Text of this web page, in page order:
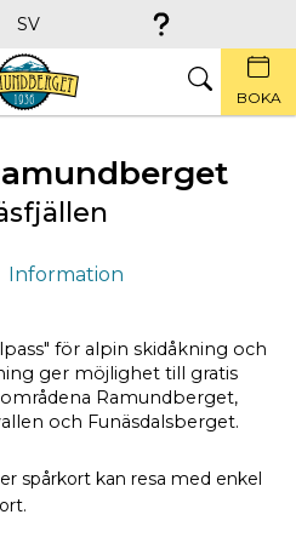
SV
SÖK BOKA
Information
för alpin skidåkning och
ger möjlighet till gratis
Ramundberget,
och Funäsdalsberget.
spårkort kan resa med enkel